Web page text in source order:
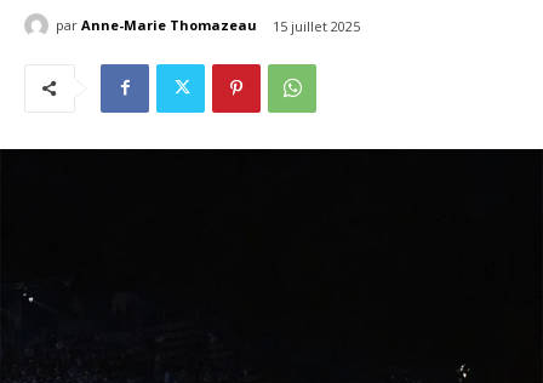
par Anne-Marie Thomazeau 15 juillet 2025